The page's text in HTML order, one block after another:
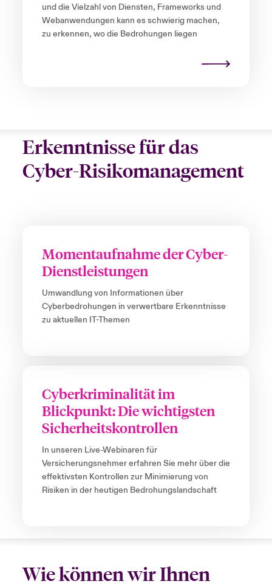
und die Vielzahl von Diensten, Frameworks und
Webanwendungen kann es schwierig machen,
zu erkennen, wo die Bedrohungen liegen
Erkenntnisse für das
Cyber-Risikomanagement
Momentaufnahme der Cyber-
Dienstleistungen
Umwandlung von Informationen über
Cyberbedrohungen in verwertbare Erkenntnisse
zu aktuellen IT-Themen
Cyberkriminalität im
Blickpunkt: Die wichtigsten
Sicherheitskontrollen
In unseren Live-Webinaren für
Versicherungsnehmer erfahren Sie mehr über die
effektivsten Kontrollen zur Minimierung von
Risiken in der heutigen Bedrohungslandschaft
Wie können wir Ihnen